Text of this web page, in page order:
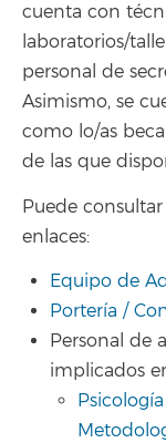
cuenta con
laboratorios/
personal de
Asimismo, se
como lo/as
de las que
Puede
enlaces:
Equipo de
Portería /
Personal de
implicados